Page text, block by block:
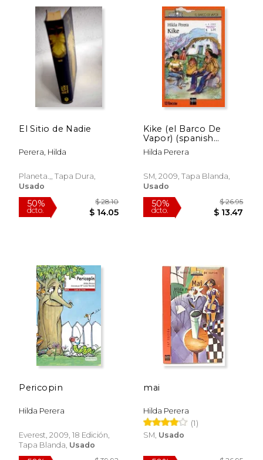
50%
dcto.
40%
dcto.
El Sitio de Nadie
Perera, Hilda
Planeta.,, Tapa Dura,
Usado
50%
dcto. $ 14.05
Kike (el Barco De
Vapor) (spanish
Edition)
Hilda Perera
SM, 2009, Tapa Blanda,
Usado
50%
dcto.
Pericopin
Hilda Perera
Everest, 2009, 18 Edición,
Tapa Blanda, Usado
mai
Hilda Perera
(1)
SM, Usado